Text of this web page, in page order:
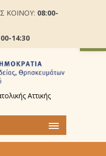
ΚΟΙΝΟΥ: 08:00-
14:30
Αττικής